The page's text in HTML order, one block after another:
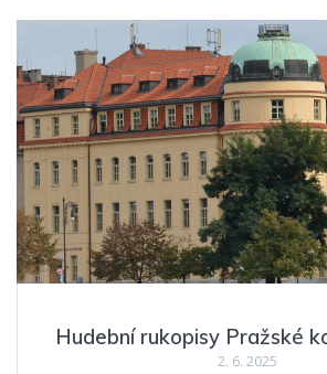
Hudební rukopisy Pražské
2. 6. 2025